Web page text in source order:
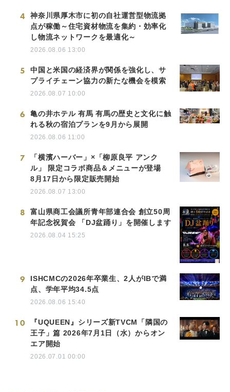
4
神奈川県厚木市に初の自社運営型物流拠
点が稼働～住宅資材物流を集約・効率化
し物流ネットワークを最適化～
2026.08.06 13:00
5
中国と米国の経済界が関係を強化し、サ
プライチェーン協力の新たな機会を模索
2026.08.07 10:00
6
亀の井ホテル 有馬 有馬の歴史と文化に触
れる秋の宿泊プランを9月から展開
2026.08.06 11:00
7
「横濱ハーバー」×「柳原良平 アンク
ル」 限定コラボ商品＆メニューが登場
8月17日から限定販売開始
2026.08.07 13:00
8
富山県商工会議所青年部連合会 創立50周
年記念祝賀会 「DJ盆踊り」を開催します
2026.08.04 15:25
9
ISHCMCの2026年卒業生、2人がIBで満
点、学年平均34.5点
2026.08.06 15:40
10
『UQUEEN』シリーズ新TVCM「隣国の
王子」篇 2026年7月1日（水）からオン
エア開始
2026.07.01 00:00